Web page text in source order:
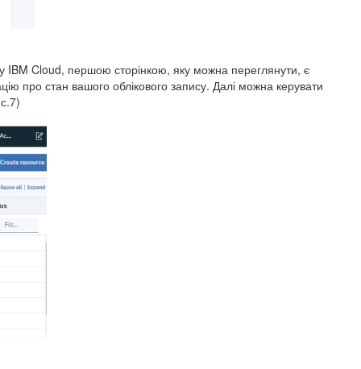
IBM Cloud, першою сторінкою, яку можна переглянути, є
про стан вашого облікового запису. Далі можна керувати